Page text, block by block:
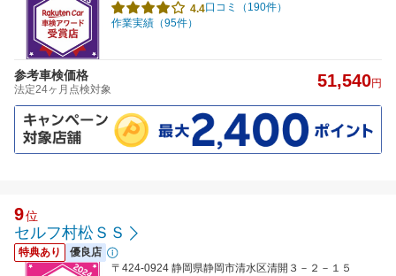
4.4口コミ（190件）
作業実績（95件）
参考車検価格
法定24ヶ月点検対象 51,540円
9位
セルフ村松ＳＳ
特典あり
優良店
〒424-0924 静岡県静岡市清水区清開３－２－１５